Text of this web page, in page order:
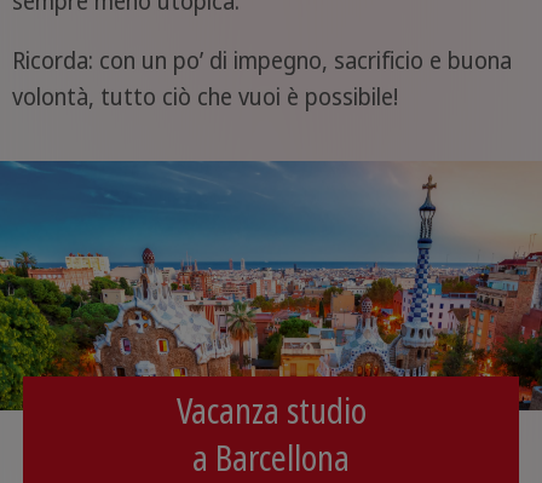
Ricorda: con un po’ di impegno, sacrificio e buona
volontà, tutto ciò che vuoi è possibile!
Vacanza studio
a Barcellona